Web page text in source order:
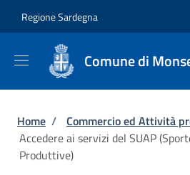
Regione Sardegna
Comune di
Briciole di pane
Home / Commercio ed Attività
Accedere ai servizi del SUAP
Produttive)